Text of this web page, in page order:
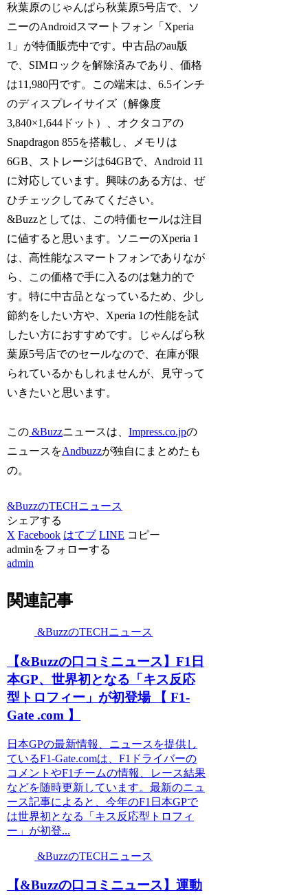
秋葉原のじゃんぱら秋葉原5号店で、ソ
ニーのAndroidスマートフォン「Xperia
1」が特価販売中です。中古品のau版
で、SIMロックを解除済みであり、価格
は11,980円です。この端末は、6.5インチ
のディスプレイサイズ（解像度
3,840×1,644ドット）、オクタコアの
Snapdragon 855を搭載し、メモリは
6GB、ストレージは64GBで、Android 11
に対応しています。興味のある方は、ぜ
ひチェックしてみてください。
&Buzzとしては、この特価セールは注目
に値すると思います。ソニーのXperia 1
は、高性能なスマートフォンでありなが
ら、この価格で手に入るのは魅力的で
す。特に中古品となっているため、少し
節約をしたい方や、Xperia 1の性能を試
したい方におすすめです。じゃんぱら秋
葉原5号店でのセールなので、在庫が限
られているかもしれませんが、見守って
いきたいと思います。
この &Buzzニュースは、Impress.co.jpの
ニュースをAndbuzzが独自にまとめたも
の。
&BuzzのTECHニュース
シェアする
X Facebook はてブ LINE コピー
adminをフォローする
admin
関連記事
&BuzzのTECHニュース
【&Buzzの口コミニュース】F1日
本GP、世界初となる「キス反応
型トロフィー」が初登場 【 F1-
Gate .com 】
日本GPの最新情報、ニュースを提供し
ているF1-Gate.comは、F1ドライバーの
コメントやF1チームの情報、レース結果
などを随時更新しています。最新のニュ
ース記事によると、今年のF1日本GPで
は世界初となる「キス反応型トロフィ
ー」が初登...
&BuzzのTECHニュース
【&Buzzの口コミニュース】運動